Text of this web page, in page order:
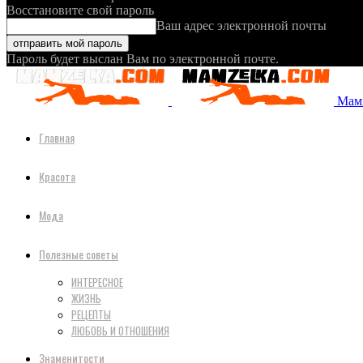
Восстановите свой пароль
Ваш адрес электронной почты
Пароль будет выслан Вам по электронной почте.
Главная
Красота
Мода
Полезные советы
ИНТЕРЕСНОЕ
ЖИЗНЬ
РЕЦЕПТЫ
ЛЮБОВЬ И ОТНОШЕНИЯ
Знаменитости